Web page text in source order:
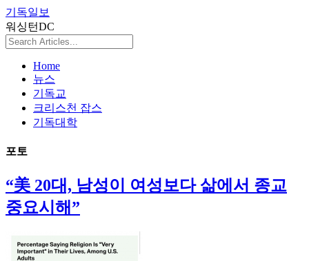
기독일보
워싱턴DC
Home
뉴스
기독교
크리스천 잡스
기독대학
포토
“美 20대, 남성이 여성보다 삶에서 종교
중요시해”